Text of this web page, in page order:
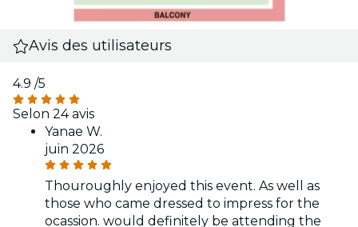
Avis des utilisateurs
4.9 /5
Selon 24 avis
Yanae W.
juin 2026
Thouroughly enjoyed this event. As well as
those who came dressed to impress for the
ocassion. would definitely be attending the